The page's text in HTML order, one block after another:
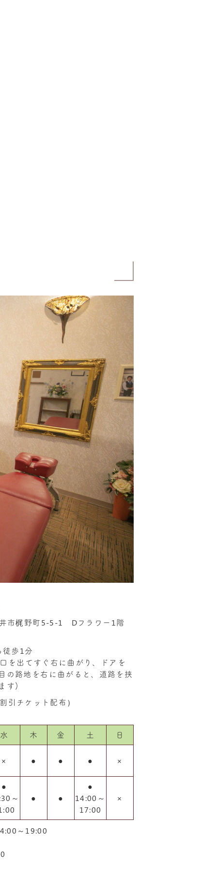
市梶野町5-5-1 Dフラワー1階
徒歩1分
を出てすぐ右に曲がり、ドアを
の路地を右に曲がると、道路を挟
す)
引チケット配布）
水 木 金 土
日
× ● ● ● ×
●
～
● ●
●
14:00～
17:00
×
～19:00